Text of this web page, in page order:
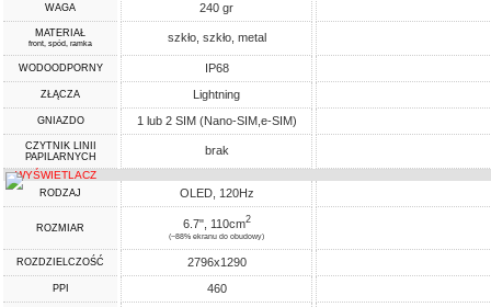
WAGA 240 gr
MATERIAŁ
front, spód, ramka szkło, szkło, metal
WODOODPORNY IP68
ZŁĄCZA Lightning
GNIAZDO 1 lub 2 SIM (Nano-SIM,e-SIM)
CZYTNIK LINII
PAPILARNYCH
brak
WYŚWIETLACZ
RODZAJ OLED, 120Hz
ROZMIAR 6.7", 110cm2
(~88% ekranu do obudowy)
ROZDZIELCZOŚĆ 2796x1290
PPI 460